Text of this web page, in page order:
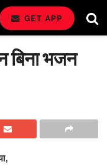
GET APP
बिना भजन